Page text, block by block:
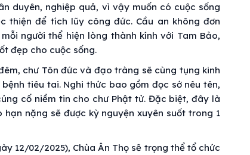
duyên, nghiệp quả, vì vậy muốn có cuộc sống
thiện để tích lũy công đức. Cầu an không đơn
người thể hiện lòng thành kính với Tam Bảo,
đẹp cho cuộc sống.
chư Tôn đức và đạo tràng sẽ cùng tụng kinh
tiêu tai. Nghi thức bao gồm đọc sớ nêu tên,
cố niềm tin cho chư Phật tử. Đặc biệt, đây là
nặng sẽ được kỳ nguyện xuyên suốt trong 1
12/02/2025), Chùa Ân Thọ sẽ trọng thể tổ chức